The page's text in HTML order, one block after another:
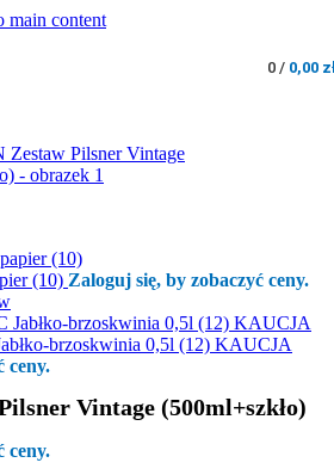
main content
0 / 0,00
(10) Zaloguj się, by zobaczyć ceny.
brzoskwinia 0,5l (12) KAUCJA
ceny.
Vintage (500ml+szkło)
ceny.